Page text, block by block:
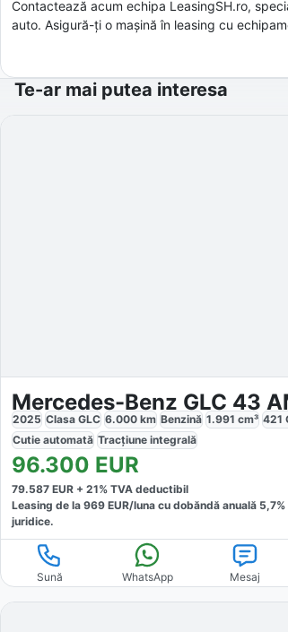
Contactează acum echipa LeasingSH.ro,
auto. Asigură-ți o mașină în leasing cu
Te-ar mai putea interesa
2025 Clasa GLC 6.000 km Benzină 1.991 cm³ 421
Cutie automată Tracțiune integrală
96.300 EUR
79.587 EUR + 21% TVA deductibil
Leasing de la 969 EUR/luna cu dobăndă anuală 5,7
juridice.
Sună WhatsApp Mesaj